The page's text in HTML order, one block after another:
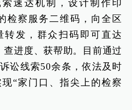
速达机制，设计制作印
检察服务二维码，向全区
转发，群众扫码即可直达
查进度、获帮助。目前通过
讼线索50余条，依法及时
“家门口、指尖上的检察